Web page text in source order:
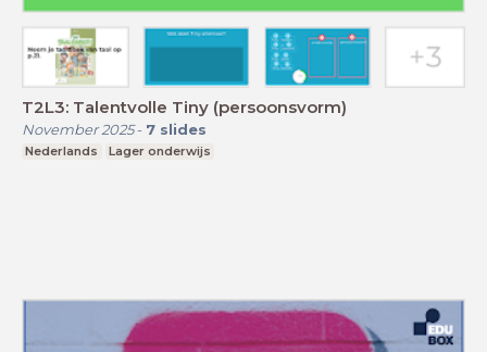
T2L3: Talentvolle Tiny (persoonsvorm)
November 2025- 7 slides
Nederlands Lager onderwijs